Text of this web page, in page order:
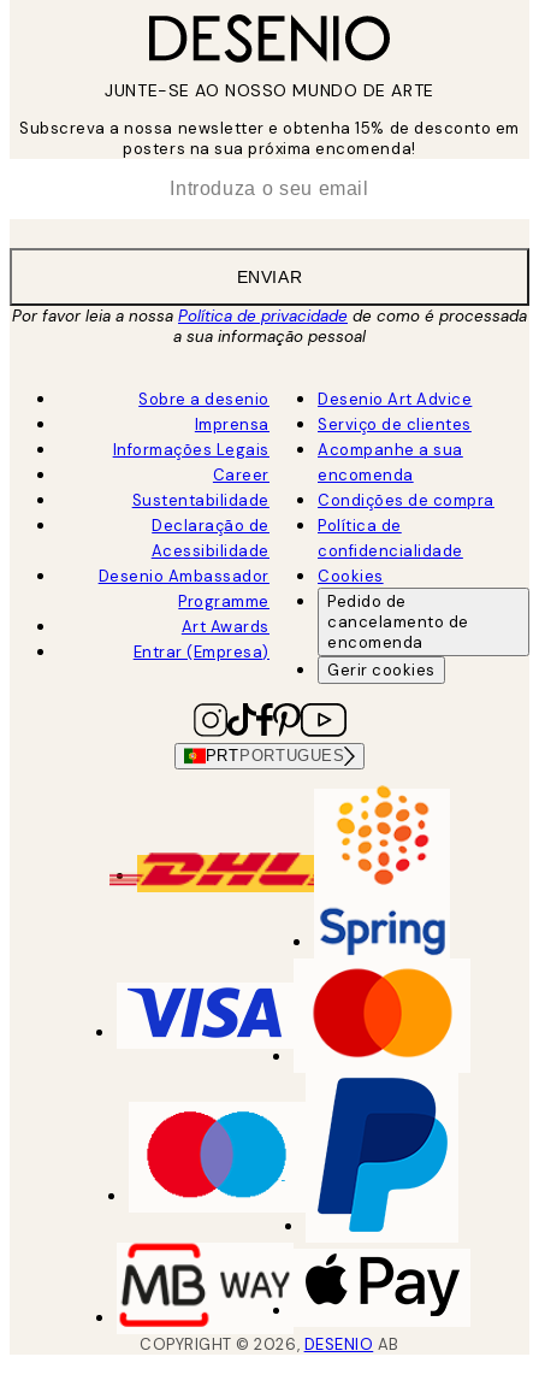
JUNTE-SE AO NOSSO MUNDO DE ARTE
Subscreva a nossa newsletter e obtenha 15% de desconto em
posters na sua próxima encomenda!
ENVIAR
Por favor leia a nossa Política de privacidade de como é processada
a sua informação pessoal
Sobre a desenio
Imprensa
Informações Legais
Career
Sustentabilidade
Declaração de
Acessibilidade
Desenio Ambassador
Programme
Art Awards
Entrar (Empresa)
Desenio Art Advice
Serviço de clientes
Acompanhe a sua
encomenda
Condições de compra
Política de
confidencialidade
Cookies
Pedido de
cancelamento de
encomenda
Gerir cookies
PRT PORTUGUES
COPYRIGHT ©2026, DESENIO AB